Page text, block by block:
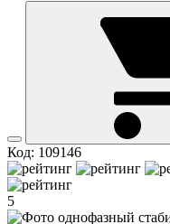
Код: 109146
5